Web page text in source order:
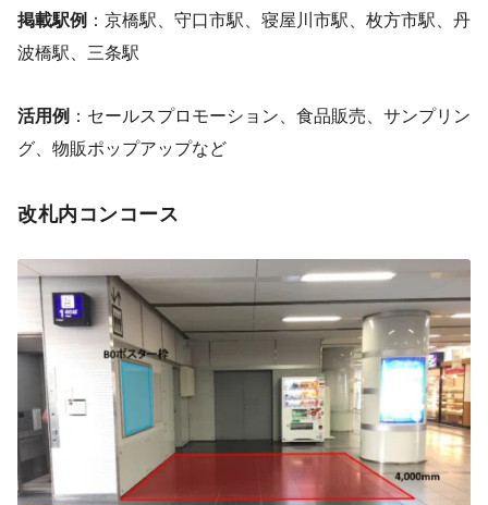
掲載駅例 ：京橋駅、守口市駅、寝屋川市駅、枚方市駅、丹
波橋駅、三条駅
活用例 ：セールスプロモーション、食品販売、サンプリン
グ、物販ポップアップなど
改札内コンコース